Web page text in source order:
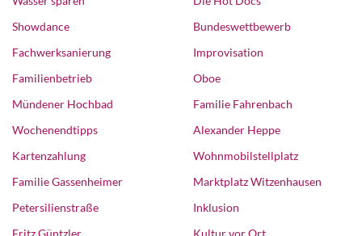
Showdance
Fachwerksanierung
Familienbetrieb
Bundeswettbewerb
Improvisation
Oboe
Mündener Hochbad
Wochenendtipps
Kartenzahlung
Familie Gassenheimer
Petersilienstraße
Fritz Güntzler
Familie Fahrenbach
Alexander Heppe
Wohnmobilstellplatz
Marktplatz Witzenhausen
Inklusion
Kultur vor Ort